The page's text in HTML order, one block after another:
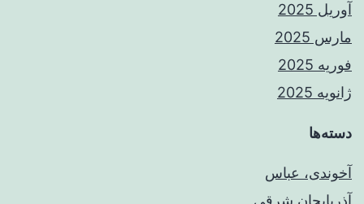
آوریل 2025
مارس 2025
فوریه 2025
ژانویه 2025
دسته‌ها
آخوندی، عباس
آذربایجان شرقی